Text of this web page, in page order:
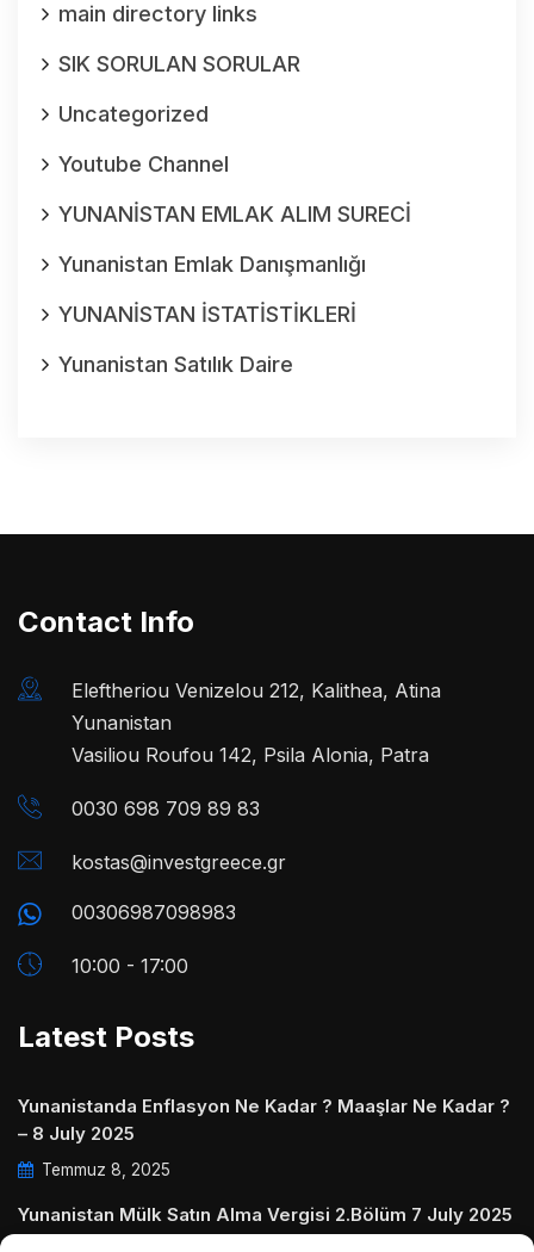
main directory links
SIK SORULAN SORULAR
Uncategorized
Youtube Channel
YUNANİSTAN EMLAK ALIM SURECİ
Yunanistan Emlak Danışmanlığı
YUNANİSTAN İSTATİSTİKLERİ
Yunanistan Satılık Daire
Contact Info
Eleftheriou Venizelou 212, Kalithea, Atina
Yunanistan
Vasiliou Roufou 142, Psila Alonia, Patra
0030 698 709 89 83
kostas@investgreece.gr
00306987098983
10:00 - 17:00
Latest Posts
Yunanistanda Enflasyon Ne Kadar ? Maaşlar Ne Kadar ?
– 8 July 2025
Temmuz 8, 2025
Yunanistan Mülk Satın Alma Vergisi 2.Bölüm 7 July 2025